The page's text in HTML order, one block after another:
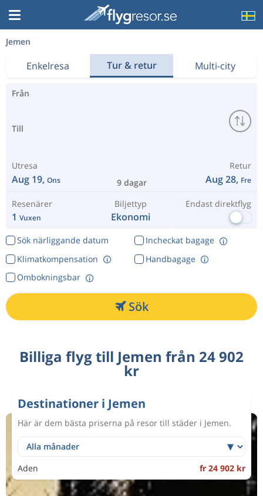
Jemen
Enkelresa Tur & retur Multi-city
Från
Till
Utresa
Aug 19, Ons 9 dagar
Retur
Aug 28, Fre
Resenärer
1 Vuxen
Biljettyp
Ekonomi
Endast direktflyg
Sök närliggande datum
Incheckat bagage
Klimatkompensation
Ombokningsbar
Handbagage
Sök
Billiga flyg till Jemen från 24 902
kr
Destinationer i Jemen
Här är dem bästa priserna på resor till städer i Jemen.
Aden fr 24 902 kr